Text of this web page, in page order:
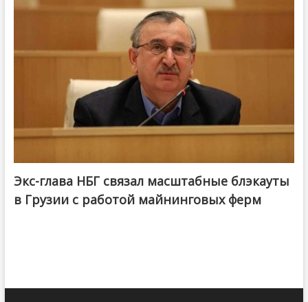
Экс-глава НБГ связал масштабные блэкауты
в Грузии с работой майнинговых ферм